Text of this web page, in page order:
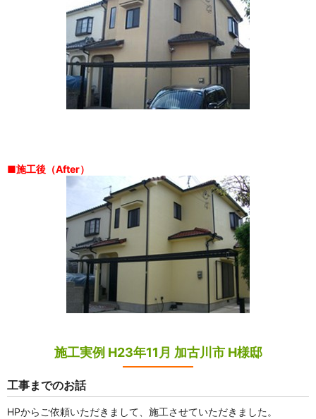
■施工後（After）
施工実例 H23年11月 加古川市 H様邸
工事までのお話
HPからご依頼いただきまして、施工させていただきました。